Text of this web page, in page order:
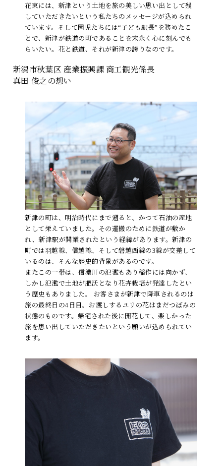
花束には、新津という土地を旅の美しい思い出として残
していただきたいという私たちのメッセージが込められ
ています。そして園児たちには“子ども駅長”を務めたこ
とで、新津が鉄道の町であることを末永く心に刻んでも
らいたい。花と鉄道、それが新津の誇りなのです。
新潟市秋葉区 産業振興課 商工観光係長
真田 俊之の想い
新津の町は、明治時代にまで遡ると、かつて石油の産地
として栄えていました。その運搬のために鉄道が敷か
れ、新津駅が開業されたという経緯があります。新津の
町では羽越線、信越線、そして磐越西線の3線が交差して
いるのは、そんな歴史的背景があるのです。
またこの一帯は、信濃川の氾濫もあり稲作には向かず、
しかし氾濫で土地が肥沃となり花卉栽培が発達したとい
う歴史もありました。 お客さまが新津で降車されるのは
旅の最終日の4日目。お渡しするユリの花はまだつぼみの
状態のものです。帰宅された後に開花して、楽しかった
旅を思い出していただきたいという願いが込められてい
ます。